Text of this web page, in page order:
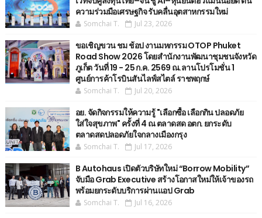
ความร่วมมือเศรษฐกิจ รับคลื่นอุตสาหกรรมใหม่
Somchai T. Jul 23, 2026
ขอเชิญขวน ชม ช้อป งานมหกรรม OTOP Phuket
Road Show 2026 โดยสำนักงานพัฒนาชุมชนจังหวัด
ภูเก็ต วันที่ 19 - 25 ก.ค. 2569 ณ.ลานโปรโมชั่น 1
ศูนย์การค้าโรบินสันไลฟ์สไตล์ ราชพฤกษ์
Somchai T. Jul 20, 2026
อย. จัดกิจกรรมให้ความรู้ "เลือกซื้อ เลือกกิน ปลอดภัย
ใส่ใจสุขภาพ" ครั้งที่ 4 ณ ตลาดสด อตก. ยกระดับ
ตลาดสดปลอดภัยใจกลางเมืองกรุง
Somchai T. Jul 17, 2026
B Autohaus เปิดตัวบริษัทใหม่ “Borrow Mobility”
จับมือ Grab Executive สร้างโอกาสใหม่ให้เจ้าของรถ
พร้อมยกระดับบริการผ่านแอป Grab
Somchai T. Jul 16, 2026